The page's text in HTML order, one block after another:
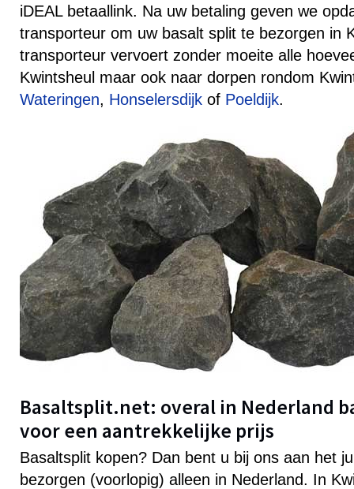
iDEAL betaallink. Na uw betaling geven we
transporteur om uw basalt split te bezorgen in
transporteur vervoert zonder moeite alle
Kwintsheul maar ook naar dorpen rondom
Wateringen, Honselersdijk of Poeldijk.
Basaltsplit.net: overal in Nederland
voor een aantrekkelijke prijs
Basaltsplit kopen? Dan bent u bij ons aan het
bezorgen (voorlopig) alleen in Nederland. In